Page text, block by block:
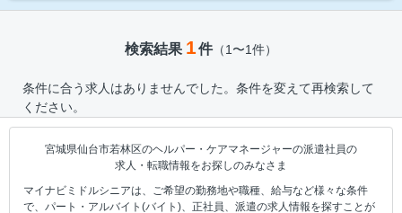
検索結果 1件（1〜1件）
条件に合う求人はありませんでした。条件を変えて再検索して
ください。
宮城県仙台市若林区のヘルパー・ケアマネージャーの派遣社員の
求人・転職情報をお探しのみなさま
マイナビミドルシニアは、ご希望の勤務地や職種、給与など様々な条件
で、パート・アルバイト(バイト)、正社員、派遣の求人情報を探すことが